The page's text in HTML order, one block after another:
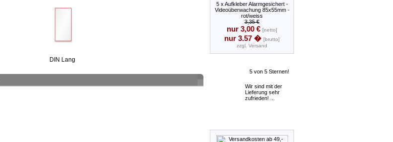
DIN Lang
5 x Aufkleber Alarmgesichert -
Videoüberwachung 85x55mm -
rot/weiss
3,35 €
nur 3,00 € [netto]
nur 3.57 � [brutto]
zzgl. Versand
Wir sind mit der
Lieferung sehr
zufrieden! ...